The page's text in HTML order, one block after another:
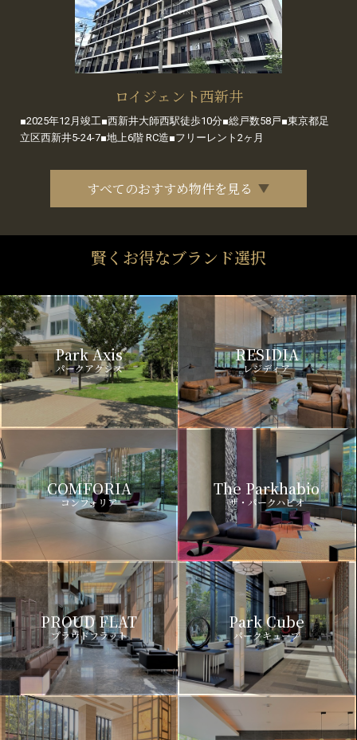
ロイジェント西新井
■2025年12月竣工■西新井大師西駅徒歩10分■総戸数58戸■東京都足
立区西新井5-24-7■地上6階 RC造■フリーレント2ヶ月
すべてのおすすめ物件を見る
賢くお得なブランド選択
Park Axis
パークアクシス
RESIDIA
レジディア
COMFORIA
コンフォリア
The Parkhabio
ザ・パークハビオ
PROUD FLAT
プラウドフラット
Park Cube
パークキューブ